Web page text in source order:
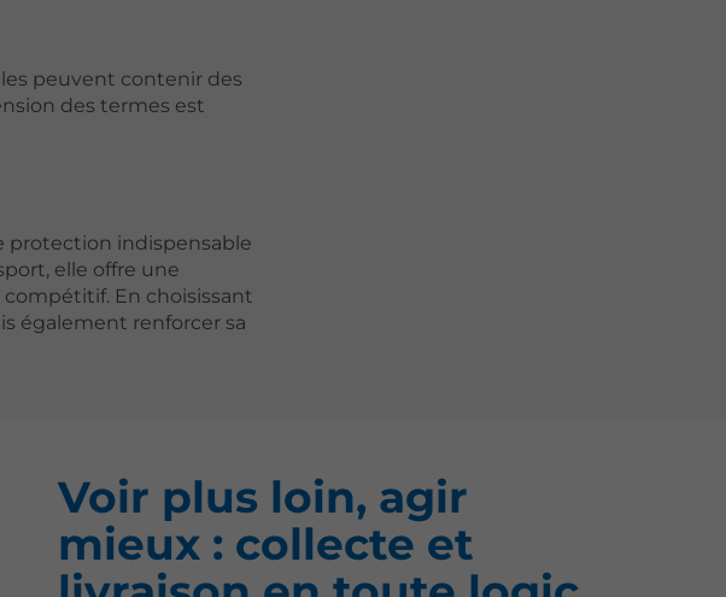
peuvent contenir des
des termes est
protection indispensable
elle offre une
En choisissant
également renforcer sa
Voir plus loin, agir
mieux : collecte et